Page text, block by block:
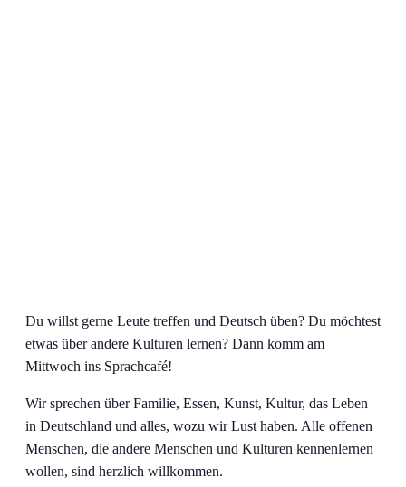
Du willst gerne Leute treffen und Deutsch üben? Du möchtest
etwas über andere Kulturen lernen? Dann komm am
Mittwoch ins Sprachcafé!
Wir sprechen über Familie, Essen, Kunst, Kultur, das Leben
in Deutschland und alles, wozu wir Lust haben. Alle offenen
Menschen, die andere Menschen und Kulturen kennenlernen
wollen, sind herzlich willkommen.